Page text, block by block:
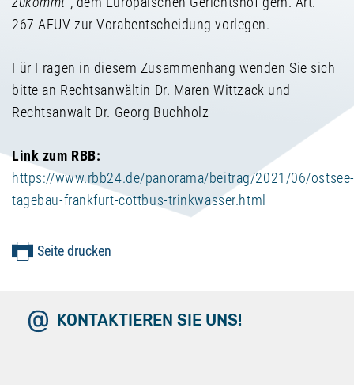
267 AEUV zur Vorabentscheidung vorlegen.
Für Fragen in diesem Zusammenhang wenden Sie sich
bitte an Rechtsanwältin Dr. Maren Wittzack und
Rechtsanwalt Dr. Georg Buchholz
Link zum RBB:
https://www.rbb24.de/panorama/beitrag/2021/06/ostsee-
tagebau-frankfurt-cottbus-trinkwasser.html
Seite drucken
KONTAKTIEREN SIE UNS!